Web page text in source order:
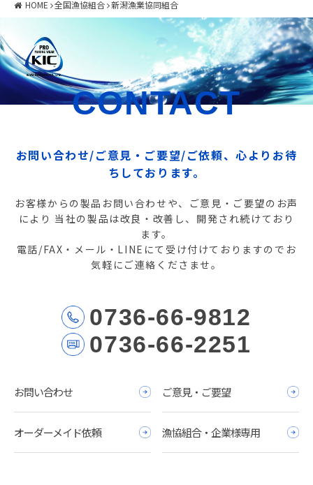
HOME 全国漁協組合 新潟漁業協同組合
CONTACT
お問い合わせ/ご意見・ご要望/ご依頼、心よりお待
ちしております。
お客様からの製品お問い合わせや、ご意見・ご要望のお声
により 当社の製品は改良・改善し、開発され続けており
ます。
電話/FAX・メール・LINEにて受け付けておりますのでお
気軽にご連絡くださませ。
0736-66-9812
0736-66-2251
お問い合わせ ご意見・ご要望
オーダーメイド依頼 漁協組合・企業様専用